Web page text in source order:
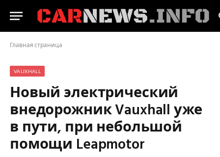
Главная страница
VAUXHALL
Новый электрический
внедорожник Vauxhall уже
в пути, при небольшой
помощи Leapmotor